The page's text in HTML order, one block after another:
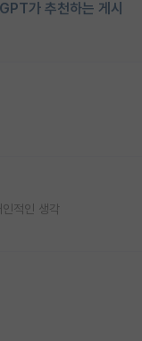
가 추천하는 게시
적인 생각